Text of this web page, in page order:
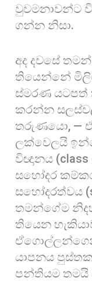
වුවමනාවන්ට
ගන්න නිසා.
අද දවසේ
තියෙන්නේ
ස්මරණ යටපත්
කරන්න
තරුණයො, —
ලක්වෙලයි
විඥානය
සහෝදර
සහෝදරත්වය
තමන්ගේම
තියෙන
යාපනය
පන්තියම තමයි